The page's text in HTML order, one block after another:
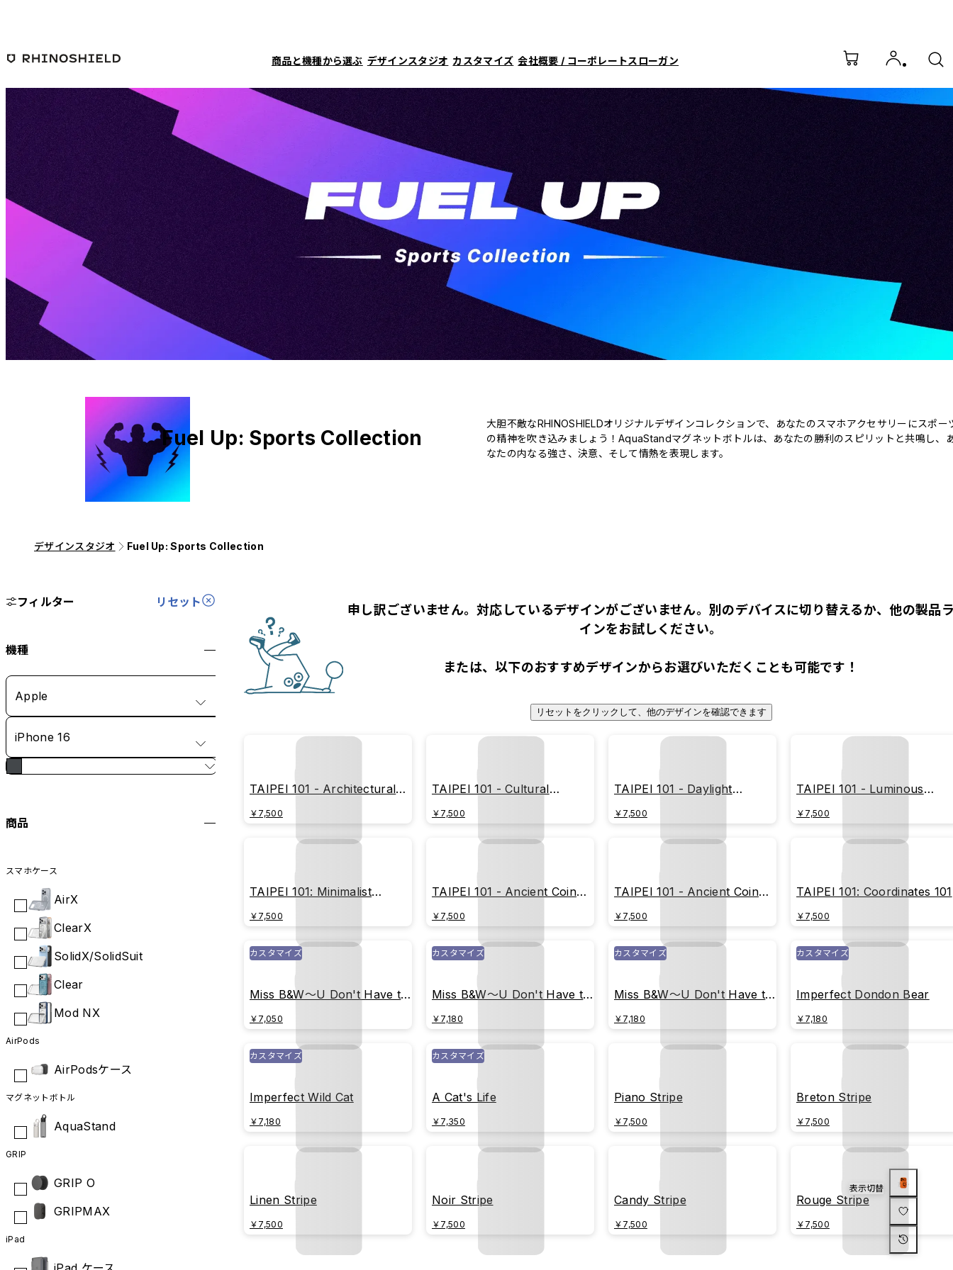
商品と機種から選ぶ デザインスタジオ カスタマイズ 会社概要 / コーポレートスローガン
Fuel Up: Sports Collection
大胆不敵なRHINOSHIELDオリジナルデザインコレクションで、あなたのスマホアクセサリーにスポー
の精神を吹き込みましょう！AquaStandマグネットボトルは、あなたの勝利のスピリットと共鳴し、
なたの内なる強さ、決意、そして情熱を表現します。
デザインスタジオ Fuel Up: Sports Collection
フィルター リセット
機種
Apple
iPhone 16
商品
スマホケース
AirX
ClearX
SolidX/SolidSuit
Clear
Mod NX
AirPods
AirPodsケース
マグネットボトル
AquaStand
GRIP
GRIP O
GRIPMAX
iPad
申し訳ございません。対応しているデザインがございません。別のデバイスに切り替えるか、他の製品
インをお試しください。
または、以下のおすすめデザインからお選びいただくことも可能です！
リセットをクリックして、他のデザインを確認できます
TAIPEI 101 - Architectural
￥7,500
TAIPEI 101 - Cultural
￥7,500
TAIPEI 101 - Daylight
￥7,500
TAIPEI 101 - Luminous
￥7,500
TAIPEI 101: Minimalist
￥7,500
TAIPEI 101 - Ancient Coin
￥7,500
TAIPEI 101 - Ancient Coin
￥7,500
TAIPEI 101: Coordinates 101
￥7,500
カスタマイズ
Miss B&W～U Don't Have to
￥7,050
カスタマイズ
Miss B&W～U Don't Have to
￥7,180
カスタマイズ
Miss B&W～U Don't Have to
￥7,180
カスタマイズ
Imperfect Dondon Bear
￥7,180
カスタマイズ
Imperfect Wild Cat
￥7,180
カスタマイズ
A Cat's Life
￥7,350
Piano Stripe
￥7,500
Breton Stripe
￥7,500
Linen Stripe
￥7,500
Noir Stripe
￥7,500
Candy Stripe
￥7,500
Rouge Stripe
￥7,500
表示切替